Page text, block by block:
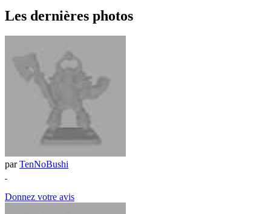
Les dernières photos
parTenNoBushi
Donnez votre avis